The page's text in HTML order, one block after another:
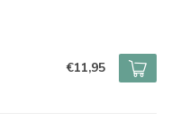
€11,95